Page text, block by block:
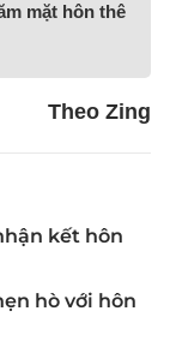
mặt hôn thê
Theo Zing
kết hôn
hò với hôn